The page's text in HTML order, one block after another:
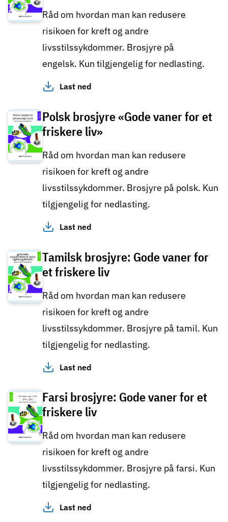
Råd om hvordan man kan redusere
risikoen for kreft og andre
livsstilssykdommer. Brosjyre på
engelsk. Kun tilgjengelig for nedlasting.
Last ned
Polsk brosjyre «Gode vaner for et
friskere liv»
Råd om hvordan man kan redusere
risikoen for kreft og andre
livsstilssykdommer. Brosjyre på polsk. Kun
tilgjengelig for nedlasting.
Last ned
Tamilsk brosjyre: Gode vaner for
et friskere liv
Råd om hvordan man kan redusere
risikoen for kreft og andre
livsstilssykdommer. Brosjyre på tamil. Kun
tilgjengelig for nedlasting.
Last ned
Farsi brosjyre: Gode vaner for et
friskere liv
Råd om hvordan man kan redusere
risikoen for kreft og andre
livsstilssykdommer. Brosjyre på farsi. Kun
tilgjengelig for nedlasting.
Last ned